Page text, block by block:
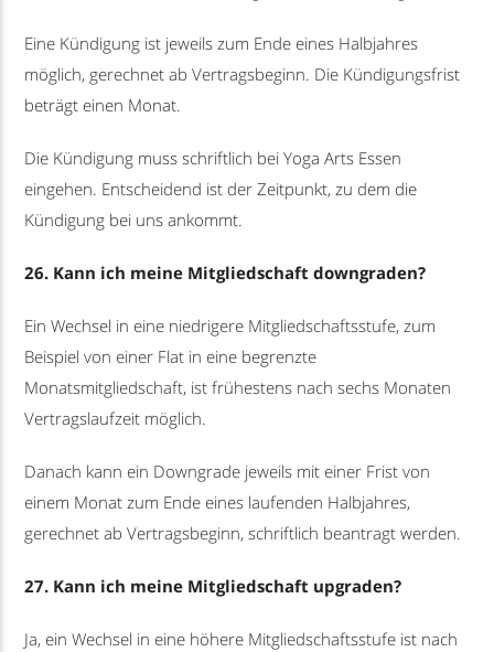
Eine Kündigung ist jeweils zum Ende eines Halbjahres
möglich, gerechnet ab Vertragsbeginn. Die Kündigungsfrist
beträgt einen Monat.
Die Kündigung muss schriftlich bei Yoga Arts Essen
eingehen. Entscheidend ist der Zeitpunkt, zu dem die
Kündigung bei uns ankommt.
26. Kann ich meine Mitgliedschaft downgraden?
Ein Wechsel in eine niedrigere Mitgliedschaftsstufe, zum
Beispiel von einer Flat in eine begrenzte
Monatsmitgliedschaft, ist frühestens nach sechs Monaten
Vertragslaufzeit möglich.
Danach kann ein Downgrade jeweils mit einer Frist von
einem Monat zum Ende eines laufenden Halbjahres,
gerechnet ab Vertragsbeginn, schriftlich beantragt werden.
27. Kann ich meine Mitgliedschaft upgraden?
Ja, ein Wechsel in eine höhere Mitgliedschaftsstufe ist nach